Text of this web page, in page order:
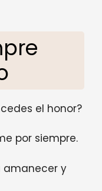
el honor?
por siempre.
amanecer y